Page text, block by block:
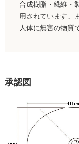
合成樹脂・繊維・
用されています。
人体に無害の物質
承認図